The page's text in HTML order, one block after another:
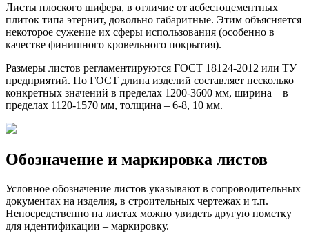
Листы плоского шифера, в отличие от асбестоцементных
плиток типа этернит, довольно габаритные. Этим объясняется
некоторое сужение их сферы использования (особенно в
качестве финишного кровельного покрытия).
Размеры листов регламентируются ГОСТ 18124-2012 или ТУ
предприятий. По ГОСТ длина изделий составляет несколько
конкретных значений в пределах 1200-3600 мм, ширина – в
пределах 1120-1570 мм, толщина – 6-8, 10 мм.
Обозначение и маркировка листов
Условное обозначение листов указывают в сопроводительных
документах на изделия, в строительных чертежах и т.п.
Непосредственно на листах можно увидеть другую пометку
для идентификации – маркировку.